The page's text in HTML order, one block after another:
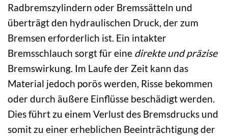
Radbremszylindern oder Bremssätteln und
überträgt den hydraulischen Druck, der zum
Bremsen erforderlich ist. Ein intakter
Bremsschlauch sorgt für eine direkte und präzise
Bremswirkung. Im Laufe der Zeit kann das
Material jedoch porös werden, Risse bekommen
oder durch äußere Einflüsse beschädigt werden.
Dies führt zu einem Verlust des Bremsdrucks und
somit zu einer erheblichen Beeinträchtigung der